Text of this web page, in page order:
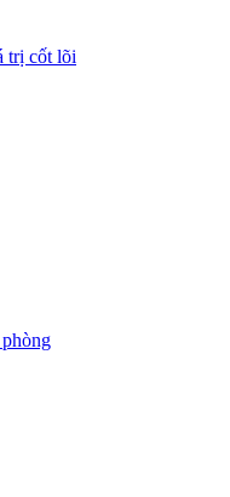
trị cốt lõi